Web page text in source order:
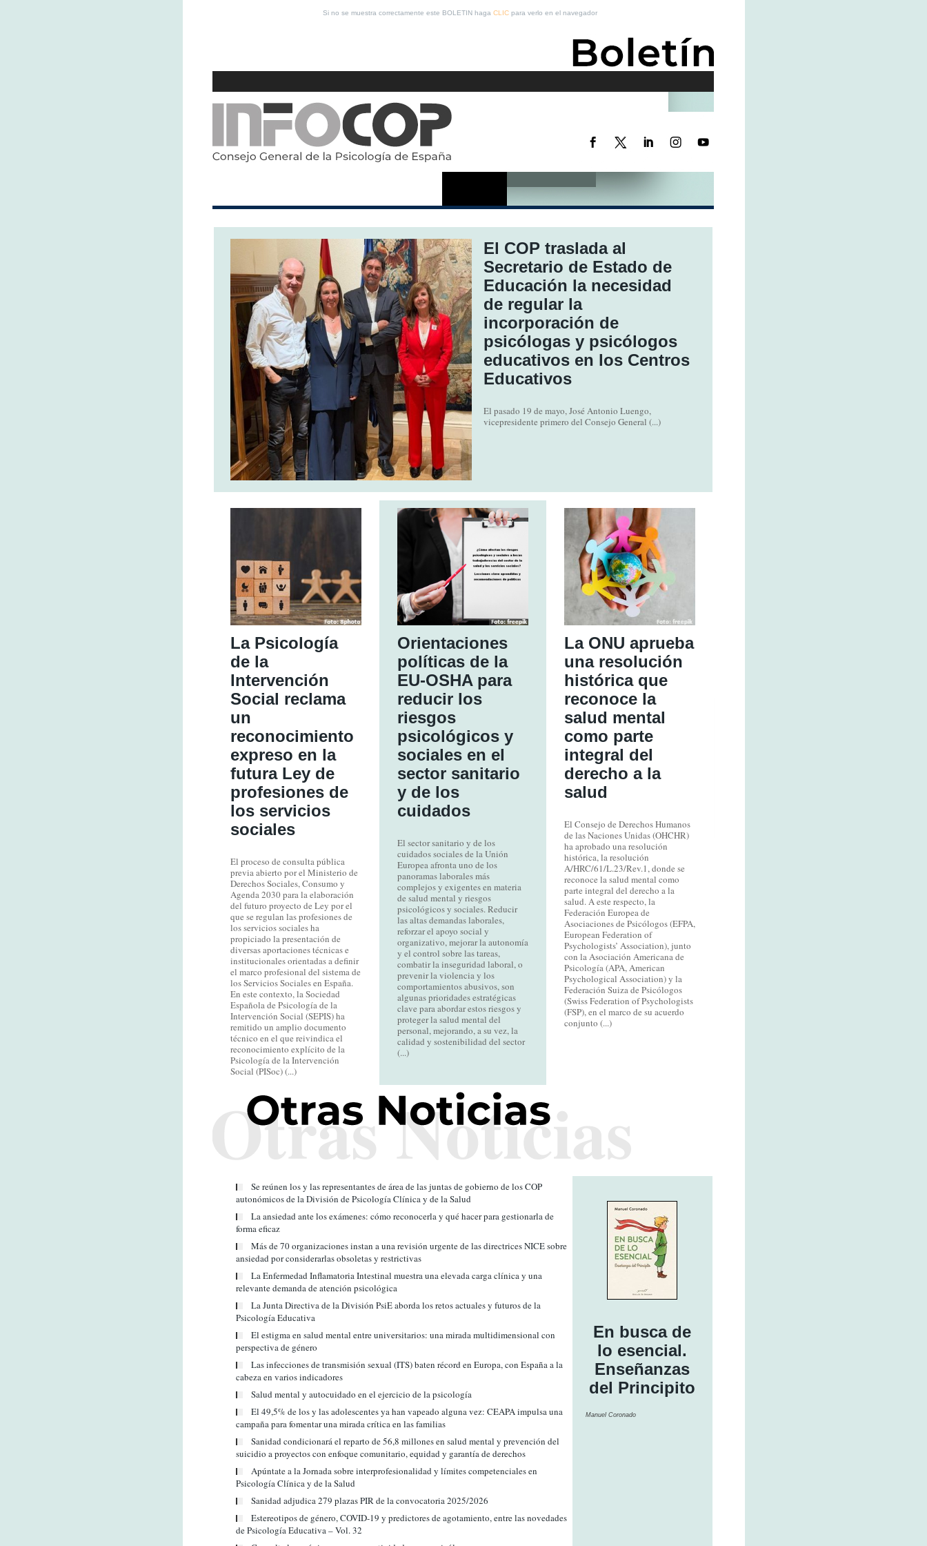
Si no se muestra correctamente este BOLETIN haga CLIC para verlo en el navegador
El COP traslada al
Secretario de Estado de
Educación la necesidad
de regular la
incorporación de
psicólogas y psicólogos
educativos en los Centros
Educativos
El pasado 19 de mayo, José Antonio Luengo,
vicepresidente primero del Consejo General (...)
La Psicología
de la
Intervención
Social reclama
un
reconocimiento
expreso en la
futura Ley de
profesiones de
los servicios
sociales
El proceso de consulta pública
previa abierto por el Ministerio de
Derechos Sociales, Consumo y
Agenda 2030 para la elaboración
del futuro proyecto de Ley por el
que se regulan las profesiones de
los servicios sociales ha
propiciado la presentación de
diversas aportaciones técnicas e
institucionales orientadas a definir
el marco profesional del sistema de
los Servicios Sociales en España.
En este contexto, la Sociedad
Española de Psicología de la
Intervención Social (SEPIS) ha
remitido un amplio documento
técnico en el que reivindica el
reconocimiento explícito de la
Psicología de la Intervención
Social (PISoc) (...)
Orientaciones
políticas de la
EU-OSHA para
reducir los
riesgos
psicológicos y
sociales en el
sector sanitario
y de los
cuidados
El sector sanitario y de los
cuidados sociales de la Unión
Europea afronta uno de los
panoramas laborales más
complejos y exigentes en materia
de salud mental y riesgos
psicológicos y sociales. Reducir
las altas demandas laborales,
reforzar el apoyo social y
organizativo, mejorar la autonomía
y el control sobre las tareas,
combatir la inseguridad laboral, o
prevenir la violencia y los
comportamientos abusivos, son
algunas prioridades estratégicas
clave para abordar estos riesgos y
proteger la salud mental del
personal, mejorando, a su vez, la
calidad y sostenibilidad del sector
(...)
La ONU aprueba
una resolución
histórica que
reconoce la
salud mental
como parte
integral del
derecho a la
salud
El Consejo de Derechos Humanos
de las Naciones Unidas (OHCHR)
ha aprobado una resolución
histórica, la resolución
A/HRC/61/L.23/Rev.1, donde se
reconoce la salud mental como
parte integral del derecho a la
salud. A este respecto, la
Federación Europea de
Asociaciones de Psicólogos (EFPA,
European Federation of
Psychologists’ Association), junto
con la Asociación Americana de
Psicología (APA, American
Psychological Association) y la
Federación Suiza de Psicólogos
(Swiss Federation of Psychologists
(FSP), en el marco de su acuerdo
conjunto (...)
Se reúnen los y las representantes de área de las juntas de gobierno de los COP
autonómicos de la División de Psicología Clínica y de la Salud
La ansiedad ante los exámenes: cómo reconocerla y qué hacer para gestionarla de
forma eficaz
Más de 70 organizaciones instan a una revisión urgente de las directrices NICE sobre
ansiedad por considerarlas obsoletas y restrictivas
La Enfermedad Inflamatoria Intestinal muestra una elevada carga clínica y una
relevante demanda de atención psicológica
La Junta Directiva de la División PsiE aborda los retos actuales y futuros de la
Psicología Educativa
El estigma en salud mental entre universitarios: una mirada multidimensional con
perspectiva de género
Las infecciones de transmisión sexual (ITS) baten récord en Europa, con España a la
cabeza en varios indicadores
Salud mental y autocuidado en el ejercicio de la psicología
El 49,5% de los y las adolescentes ya han vapeado alguna vez: CEAPA impulsa una
campaña para fomentar una mirada crítica en las familias
Sanidad condicionará el reparto de 56,8 millones en salud mental y prevención del
suicidio a proyectos con enfoque comunitario, equidad y garantía de derechos
Apúntate a la Jornada sobre interprofesionalidad y límites competenciales en
Psicología Clínica y de la Salud
Sanidad adjudica 279 plazas PIR de la convocatoria 2025/2026
Estereotipos de género, COVID-19 y predictores de agotamiento, entre las novedades
de Psicología Educativa – Vol. 32
En busca de
lo esencial.
Enseñanzas
del Principito
Manuel Coronado